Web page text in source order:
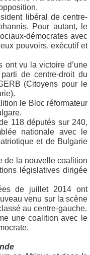
libéral de centre-
Pour autant, le
démocrates avec
pouvoirs, exécutif et
ont vu la victoire d’une
de centre-droit du
(Citoyens pour le
le Bloc réformateur
118 députés sur 240,
nationale avec le
et de Bulgarie
de la nouvelle coalition
législatives dirigée
de juillet 2014 ont
venu sur la scène
au centre-gauche.
une coalition avec le